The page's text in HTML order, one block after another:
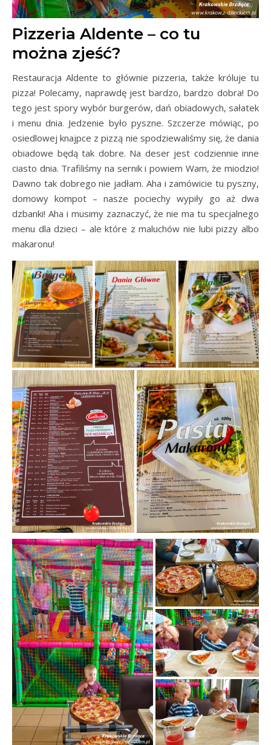
Pizzeria Aldente – co tu
można zjeść?
Restauracja Aldente to głównie pizzeria, także króluje tu
pizza! Polecamy, naprawdę jest bardzo, bardzo dobra! Do
tego jest spory wybór burgerów, dań obiadowych, sałatek
i menu dnia. Jedzenie było pyszne. Szczerze mówiąc, po
osiedlowej knajpce z pizzą nie spodziewaliśmy się, że dania
obiadowe będą tak dobre. Na deser jest codziennie inne
ciasto dnia. Trafiliśmy na sernik i powiem Wam, że miodzio!
Dawno tak dobrego nie jadłam. Aha i zamówicie tu pyszny,
domowy kompot – nasze pociechy wypiły go aż dwa
dzbanki! Aha i musimy zaznaczyć, że nie ma tu specjalnego
menu dla dzieci – ale które z maluchów nie lubi pizzy albo
makaronu!